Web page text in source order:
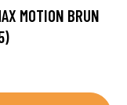
MOTION BRUN